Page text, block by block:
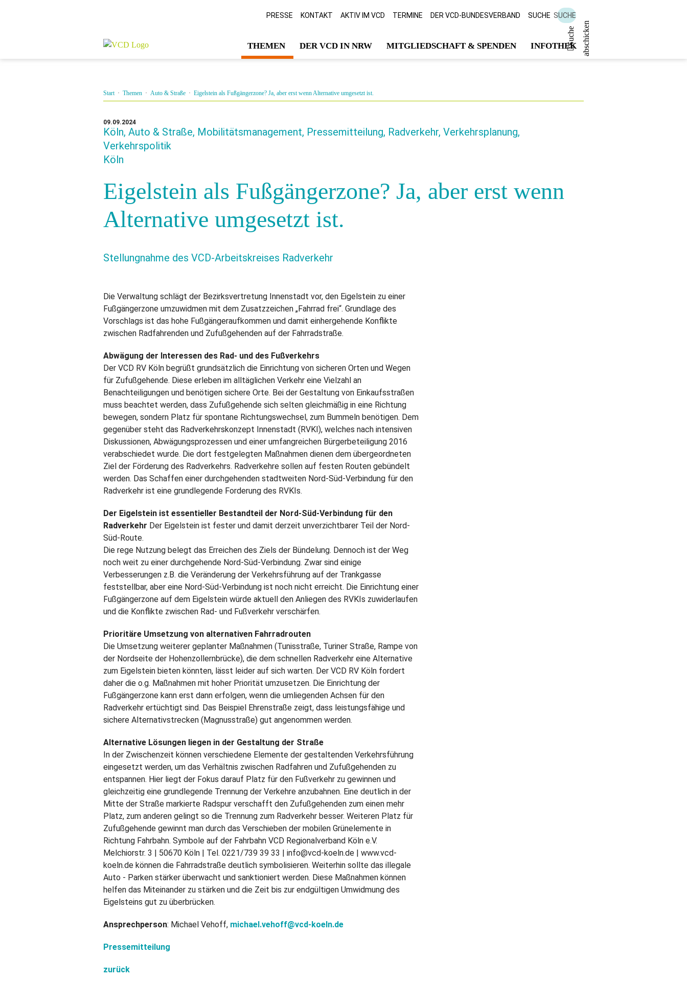
PRESSE KONTAKT AKTIV IM VCD TERMINE DER VCD-BUNDESVERBAND SUCHE SUCHE
S
u
c
h
e
a
b
s
c
h
i
c
k
e n
THEMEN DER VCD IN NRW MITGLIEDSCHAFT & SPENDEN INFOTHEK
Start· Themen · Auto & Straße · Eigelstein als Fußgängerzone? Ja, aber erst wenn Alternative umgesetzt ist.
09.09.2024
Köln, Auto & Straße, Mobilitätsmanagement, Pressemitteilung, Radverkehr, Verkehrsplanung,
Verkehrspolitik
Köln
Eigelstein als Fußgängerzone? Ja, aber erst wenn
Alternative umgesetzt ist.
Stellungnahme des VCD-Arbeitskreises Radverkehr
Die Verwaltung schlägt der Bezirksvertretung Innenstadt vor, den Eigelstein zu einer
Fußgängerzone umzuwidmen mit dem Zusatzzeichen „Fahrrad frei“. Grundlage des
Vorschlags ist das hohe Fußgängeraufkommen und damit einhergehende Konflikte
zwischen Radfahrenden und Zufußgehenden auf der Fahrradstraße.
Abwägung der Interessen des Rad- und des Fußverkehrs
Der VCD RV Köln begrüßt grundsätzlich die Einrichtung von sicheren Orten und Wegen
für Zufußgehende. Diese erleben im alltäglichen Verkehr eine Vielzahl an
Benachteiligungen und benötigen sichere Orte. Bei der Gestaltung von Einkaufsstraßen
muss beachtet werden, dass Zufußgehende sich selten gleichmäßig in eine Richtung
bewegen, sondern Platz für spontane Richtungswechsel, zum Bummeln benötigen. Dem
gegenüber steht das Radverkehrskonzept Innenstadt (RVKI), welches nach intensiven
Diskussionen, Abwägungsprozessen und einer umfangreichen Bürgerbeteiligung 2016
verabschiedet wurde. Die dort festgelegten Maßnahmen dienen dem übergeordneten
Ziel der Förderung des Radverkehrs. Radverkehre sollen auf festen Routen gebündelt
werden. Das Schaffen einer durchgehenden stadtweiten Nord-Süd-Verbindung für den
Radverkehr ist eine grundlegende Forderung des RVKIs.
Der Eigelstein ist essentieller Bestandteil der Nord-Süd-Verbindung für den
Radverkehr Der Eigelstein ist fester und damit derzeit unverzichtbarer Teil der Nord-
Süd-Route.
Die rege Nutzung belegt das Erreichen des Ziels der Bündelung. Dennoch ist der Weg
noch weit zu einer durchgehende Nord-Süd-Verbindung. Zwar sind einige
Verbesserungen z.B. die Veränderung der Verkehrsführung auf der Trankgasse
feststellbar, aber eine Nord-Süd-Verbindung ist noch nicht erreicht. Die Einrichtung einer
Fußgängerzone auf dem Eigelstein würde aktuell den Anliegen des RVKIs zuwiderlaufen
und die Konflikte zwischen Rad- und Fußverkehr verschärfen.
Prioritäre Umsetzung von alternativen Fahrradrouten
Die Umsetzung weiterer geplanter Maßnahmen (Tunisstraße, Turiner Straße, Rampe von
der Nordseite der Hohenzollernbrücke), die dem schnellen Radverkehr eine Alternative
zum Eigelstein bieten könnten, lässt leider auf sich warten. Der VCD RV Köln fordert
daher die o.g. Maßnahmen mit hoher Priorität umzusetzen. Die Einrichtung der
Fußgängerzone kann erst dann erfolgen, wenn die umliegenden Achsen für den
Radverkehr ertüchtigt sind. Das Beispiel Ehrenstraße zeigt, dass leistungsfähige und
sichere Alternativstrecken (Magnusstraße) gut angenommen werden.
Alternative Lösungen liegen in der Gestaltung der Straße
In der Zwischenzeit können verschiedene Elemente der gestaltenden Verkehrsführung
eingesetzt werden, um das Verhältnis zwischen Radfahren und Zufußgehenden zu
entspannen. Hier liegt der Fokus darauf Platz für den Fußverkehr zu gewinnen und
gleichzeitig eine grundlegende Trennung der Verkehre anzubahnen. Eine deutlich in der
Mitte der Straße markierte Radspur verschafft den Zufußgehenden zum einen mehr
Platz, zum anderen gelingt so die Trennung zum Radverkehr besser. Weiteren Platz für
Zufußgehende gewinnt man durch das Verschieben der mobilen Grünelemente in
Richtung Fahrbahn. Symbole auf der Fahrbahn VCD Regionalverband Köln e.V.
Melchiorstr. 3 | 50670 Köln | Tel. 0221/739 39 33 | info@vcd-koeln.de | www.vcd-
koeln.de können die Fahrradstraße deutlich symbolisieren. Weiterhin sollte das illegale
Auto - Parken stärker überwacht und sanktioniert werden. Diese Maßnahmen können
helfen das Miteinander zu stärken und die Zeit bis zur endgültigen Umwidmung des
Eigelsteins gut zu überbrücken.
Ansprechperson: Michael Vehoff, michael.vehoff@vcd-koeln.de
Pressemitteilung
zurück